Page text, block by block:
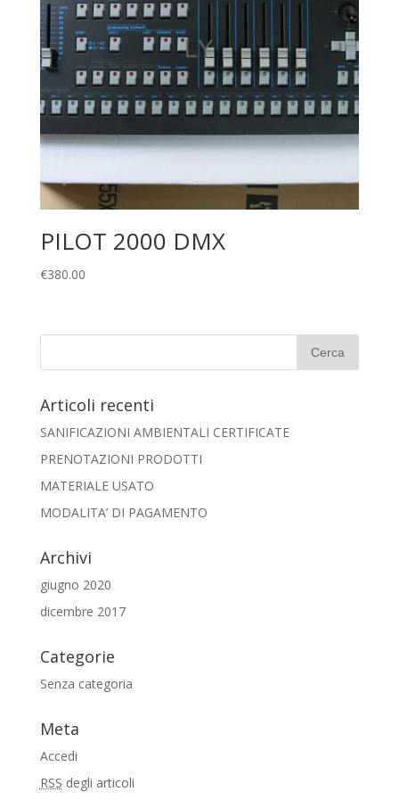
PILOT 2000 DMX
€380.00
Articoli recenti
SANIFICAZIONI AMBIENTALI CERTIFICATE
PRENOTAZIONI PRODOTTI
MATERIALE USATO
MODALITA’ DI PAGAMENTO
Archivi
giugno 2020
dicembre 2017
Categorie
Senza categoria
Meta
Accedi
RSS degli articoli